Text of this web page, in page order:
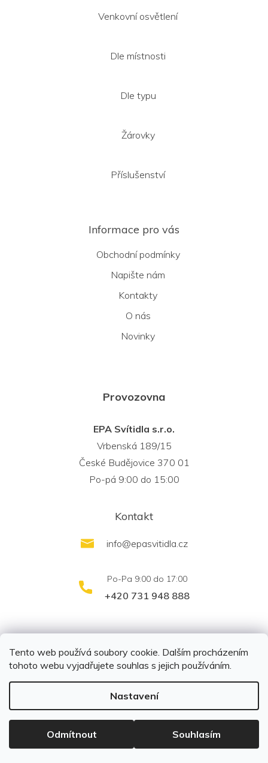
Tento web používá soubory cookie. Dalším procházením
tohoto webu vyjadřujete souhlas s jejich používáním.
Nastavení
Odmítnout Souhlasím
Venkovní osvětlení
Dle místnosti
Dle typu
Žárovky
Příslušenství
Informace pro vás
Obchodní podmínky
Napište nám
Kontakty
O nás
Novinky
Provozovna
EPA Svítidla s.r.o.
Vrbenská 189/15
České Budějovice 370 01
Po-pá 9:00 do 15:00
Kontakt
info@epasvitidla.cz
+420 731 948 888
Vytvořil Shoptet |Připravil Shoptetnamiru.cz
Copyright 2026EPA svítidla s.r.o.. Všechna práva
vyhrazena.Upravit nastavení cookies